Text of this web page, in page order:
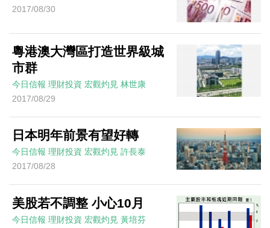
2017/08/30
粵港澳大灣區打造世界級城
市群
今日信報 理財投資 宏觀灼見 林世康
2017/08/29
日本明年前景有望好轉
今日信報 理財投資 宏觀灼見 許長泰
2017/08/28
美股若不調整 小心10月
今日信報 理財投資 宏觀灼見 黃培芬